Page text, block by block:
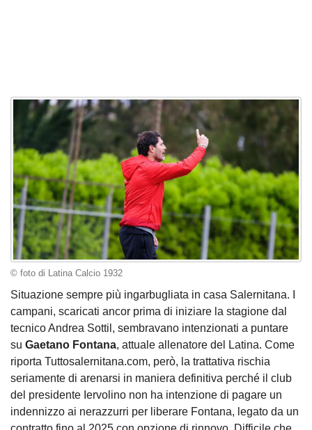
© foto di Latina Calcio 1932
Situazione sempre più ingarbugliata in casa Salernitana. I
campani, scaricati ancor prima di iniziare la stagione dal
tecnico Andrea Sottil, sembravano intenzionati a puntare
su Gaetano Fontana, attuale allenatore del Latina. Come
riporta Tuttosalernitana.com, però, la trattativa rischia
seriamente di arenarsi in maniera definitiva perché il club
del presidente Iervolino non ha intenzione di pagare un
indennizzo ai nerazzurri per liberare Fontana, legato da un